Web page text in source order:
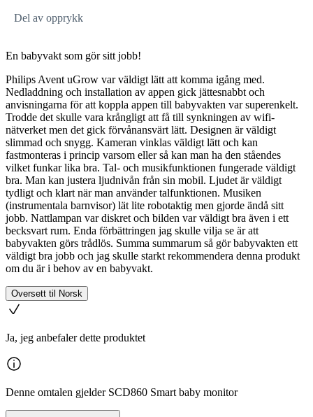
Del av opprykk
En babyvakt som gör sitt jobb!
Philips Avent uGrow var väldigt lätt att komma igång med.
Nedladdning och installation av appen gick jättesnabbt och
anvisningarna för att koppla appen till babyvakten var superenkelt.
Trodde det skulle vara krångligt att få till synkningen av wifi-
nätverket men det gick förvånansvärt lätt. Designen är väldigt
slimmad och snygg. Kameran vinklas väldigt lätt och kan
fastmonteras i princip varsom eller så kan man ha den ståendes
vilket funkar lika bra. Tal- och musikfunktionen fungerade väldigt
bra. Man kan justera ljudnivån från sin mobil. Ljudet är väldigt
tydligt och klart när man använder talfunktionen. Musiken
(instrumentala barnvisor) lät lite robotaktig men gjorde ändå sitt
jobb. Nattlampan var diskret och bilden var väldigt bra även i ett
becksvart rum. Enda förbättringen jag skulle vilja se är att
babyvakten görs trådlös. Summa summarum så gör babyvakten ett
väldigt bra jobb och jag skulle starkt rekommendera denna produkt
om du är i behov av en babyvakt.
Oversett til Norsk
Ja, jeg anbefaler dette produktet
Denne omtalen gjelder SCD860 Smart baby monitor